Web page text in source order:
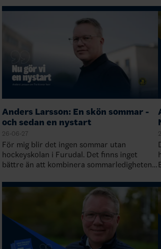
Anders Larsson: En skön sommar -
och sedan en nystart
26-06-27
För mig blir det ingen sommar utan
hockeyskolan i Furudal. Det finns inget
bättre än att kombinera sommarledigheten i
på hockeyskolan i Furudal. Den är inne…